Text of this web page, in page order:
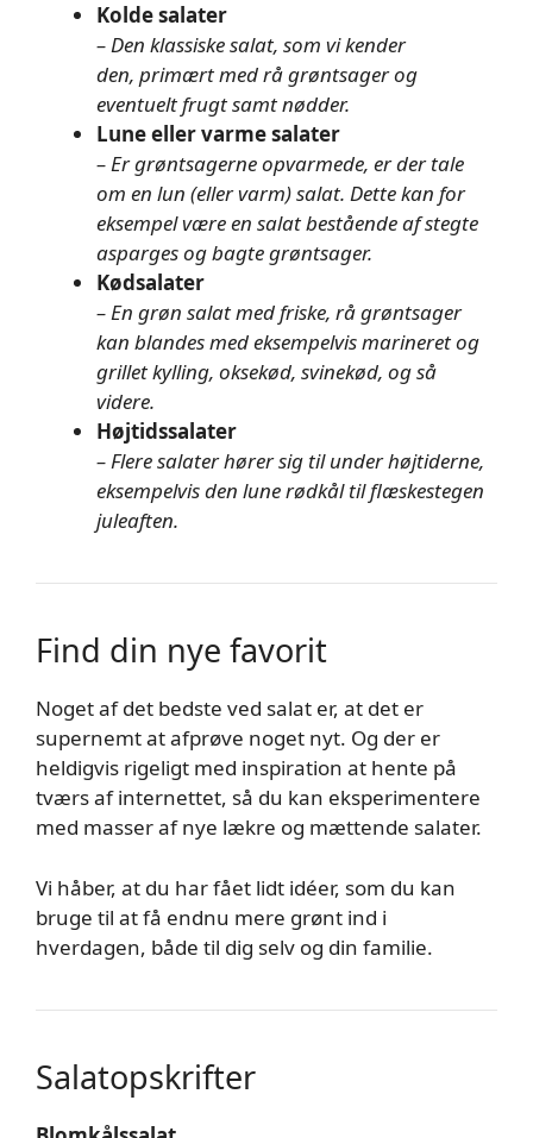
Kolde salater
– Den klassiske salat, som vi kender
den, primært med rå grøntsager og
eventuelt frugt samt nødder.
Lune eller varme salater
– Er grøntsagerne opvarmede, er der tale
om en lun (eller varm) salat. Dette kan for
eksempel være en salat bestående af stegte
asparges og bagte grøntsager.
Kødsalater
– En grøn salat med friske, rå grøntsager
kan blandes med eksempelvis marineret og
grillet kylling, oksekød, svinekød, og så
videre.
Højtidssalater
– Flere salater hører sig til under højtiderne,
eksempelvis den lune rødkål til flæskestegen
juleaften.
Find din nye favorit
Noget af det bedste ved salat er, at det er
supernemt at afprøve noget nyt. Og der er
heldigvis rigeligt med inspiration at hente på
tværs af internettet, så du kan eksperimentere
med masser af nye lækre og mættende salater.
Vi håber, at du har fået lidt idéer, som du kan
bruge til at få endnu mere grønt ind i
hverdagen, både til dig selv og din familie.
Salatopskrifter